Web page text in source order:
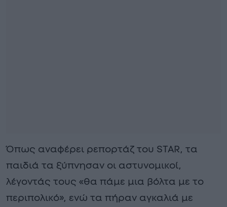
Όπως αναφέρει ρεπορτάζ του STAR, τα
παιδιά τα ξύπνησαν οι αστυνομικοί,
λέγοντάς τους «θα πάμε μια βόλτα με το
περιπολικό», ενώ τα πήραν αγκαλιά με